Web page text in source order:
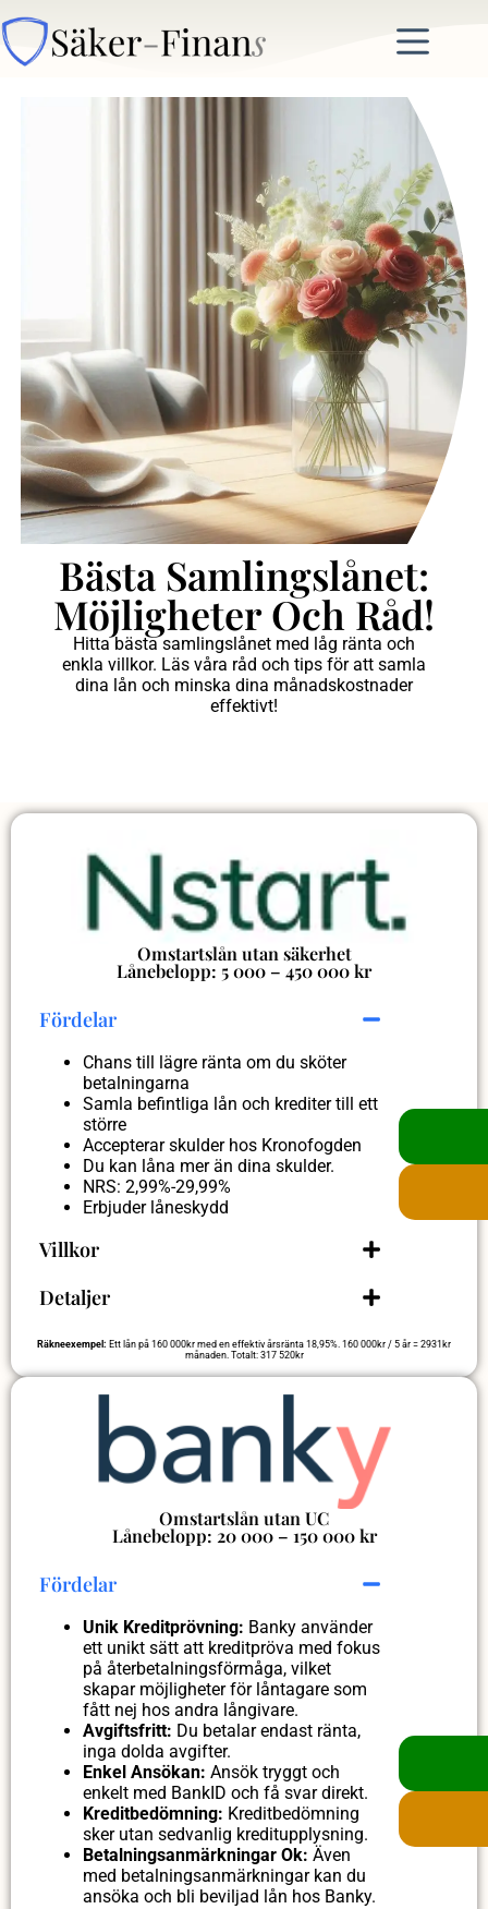
Bästa Samlingslånet:
Möjligheter Och Råd!
Hitta bästa samlingslånet med låg ränta och
enkla villkor. Läs våra råd och tips för att samla
dina lån och minska dina månadskostnader
effektivt!
Omstartslån utan säkerhet
Lånebelopp: 5 000 – 450 000 kr
Fördelar
Chans till lägre ränta om du sköter
betalningarna
Samla befintliga lån och krediter till ett
större
Accepterar skulder hos Kronofogden
Du kan låna mer än dina skulder.
NRS: 2,99%-29,99%
Erbjuder låneskydd
Villkor
Detaljer
Räkneexempel: Ett lån på 160 000kr med en effektiv årsränta 18,95%. 160 000kr / 5 år = 2931kr
månaden. Totalt: 317 520kr
Omstartslån utan UC
Lånebelopp: 20 000 – 150 000 kr
Fördelar
Unik Kreditprövning: Banky använder
ett unikt sätt att kreditpröva med fokus
på återbetalningsförmåga, vilket
skapar möjligheter för låntagare som
fått nej hos andra långivare.
Avgiftsfritt: Du betalar endast ränta,
inga dolda avgifter.
Enkel Ansökan: Ansök tryggt och
enkelt med BankID och få svar direkt.
Kreditbedömning: Kreditbedömning
sker utan sedvanlig kreditupplysning.
Betalningsanmärkningar Ok: Även
med betalningsanmärkningar kan du
ansöka och bli beviljad lån hos Banky.